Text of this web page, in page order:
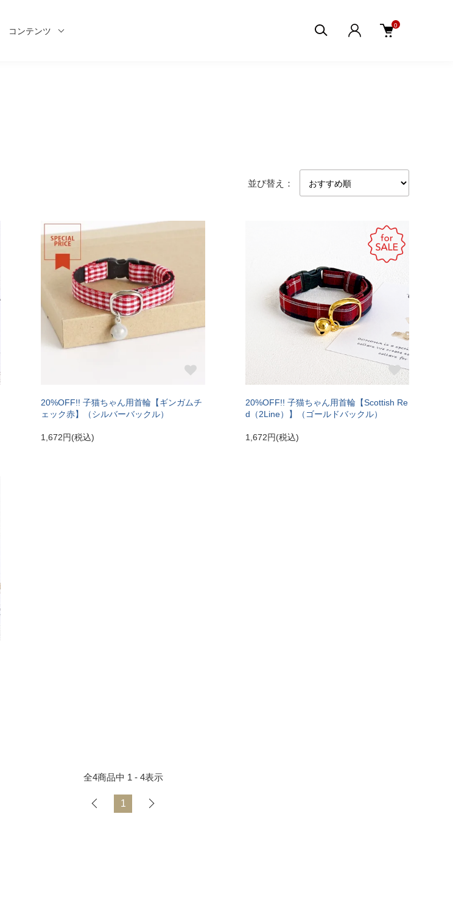
コンテンツ 0
並び替え：
20%OFF!! 子猫ちゃん用首輪【ギンガムチ
ェック赤】（シルバーバックル）
1,672円(税込)
20%OFF!! 子猫ちゃん用首輪【Scottish Re
d（2Line）】（ゴールドバックル）
1,672円(税込)
全4商品中 1 - 4表示
1